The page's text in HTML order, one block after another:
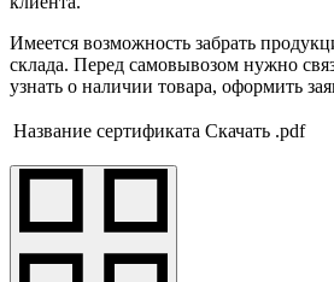
Имеется возможность забрать
склада. Перед самовывозом нужно
узнать о наличии товара, оформить
Название сертификата Скачать .pdf